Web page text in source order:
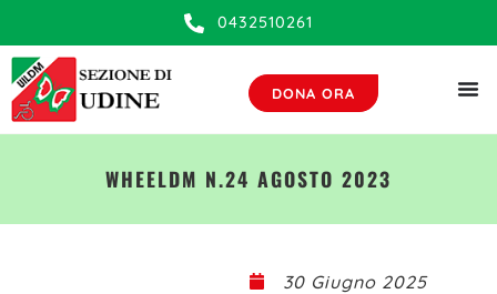
0432510261
DONA ORA
WHEELDM N.24 AGOSTO 2023
30 Giugno 2025